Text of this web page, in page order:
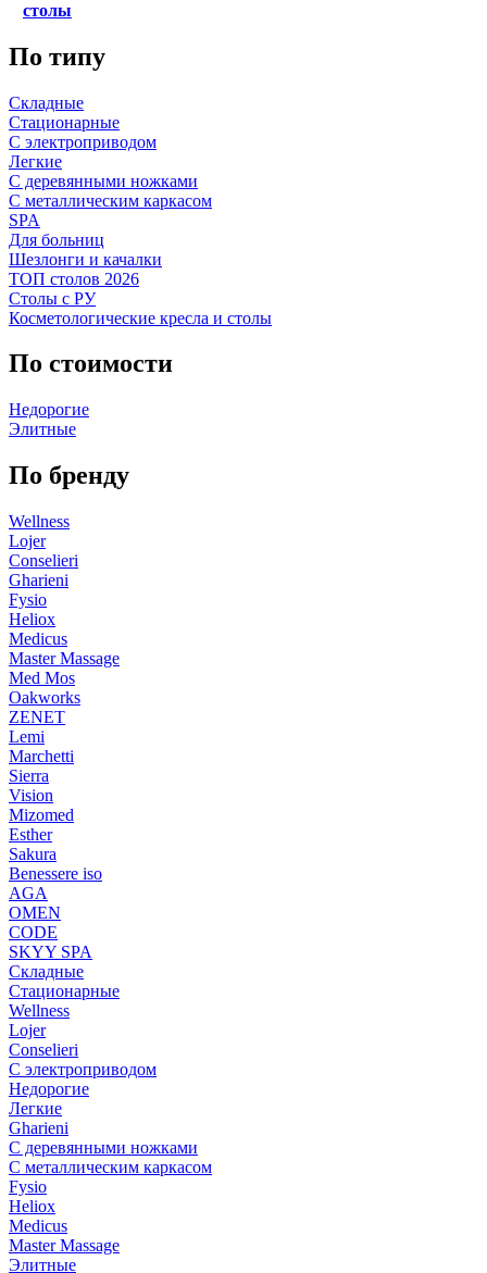
столы
По типу
Складные
Стационарные
С электроприводом
Легкие
С деревянными ножками
С металлическим каркасом
SPA
Для больниц
Шезлонги и качалки
ТОП столов 2026
Столы с РУ
Косметологические кресла и столы
По стоимости
Недорогие
Элитные
По бренду
Wellness
Lojer
Conselieri
Gharieni
Fysio
Heliox
Medicus
Master Massage
Med Mos
Oakworks
ZENET
Lemi
Marchetti
Sierra
Vision
Mizomed
Esther
Sakura
Benessere iso
AGA
OMEN
CODE
SKYY SPA
Складные
Стационарные
Wellness
Lojer
Conselieri
С электроприводом
Недорогие
Легкие
Gharieni
С деревянными ножками
С металлическим каркасом
Fysio
Heliox
Medicus
Master Massage
Элитные